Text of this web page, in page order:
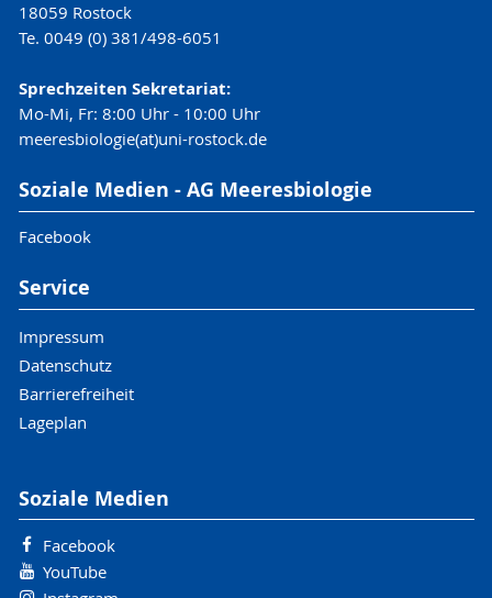
18059 Rostock
Te. 0049 (0) 381/498-6051
Sprechzeiten Sekretariat:
Mo-Mi, Fr: 8:00 Uhr - 10:00 Uhr
meeresbiologie(at)uni-rostock.de
Soziale Medien - AG Meeresbiologie
Facebook
Service
Impressum
Datenschutz
Barrierefreiheit
Lageplan
Soziale Medien
Facebook
YouTube